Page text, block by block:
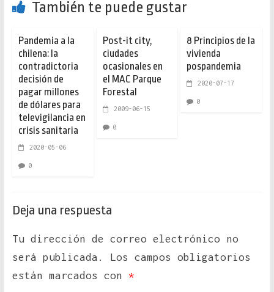
También te puede gustar
Pandemia a la
chilena: la
contradictoria
decisión de
pagar millones
de dólares para
televigilancia en
crisis sanitaria
2020-05-06
0
Post-it city,
ciudades
ocasionales en
el MAC Parque
Forestal
2009-06-15
0
8 Principios de la
vivienda
pospandemia
2020-07-17
0
Deja una respuesta
Tu dirección de correo electrónico no
será publicada.
Los campos obligatorios
están marcados con *